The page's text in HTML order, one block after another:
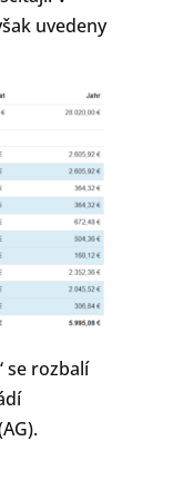
uvedeny
se rozbalí